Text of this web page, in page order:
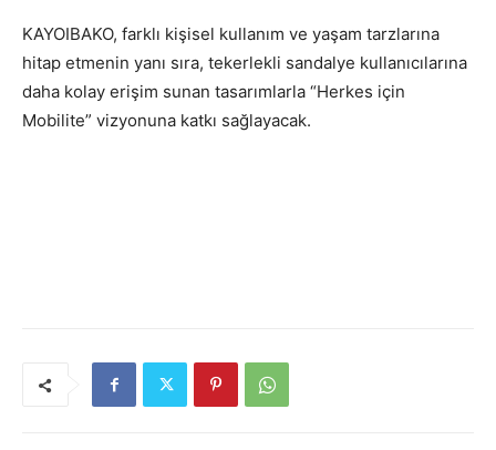
KAYOIBAKO, farklı kişisel kullanım ve yaşam tarzlarına
hitap etmenin yanı sıra, tekerlekli sandalye kullanıcılarına
daha kolay erişim sunan tasarımlarla “Herkes için
Mobilite” vizyonuna katkı sağlayacak.